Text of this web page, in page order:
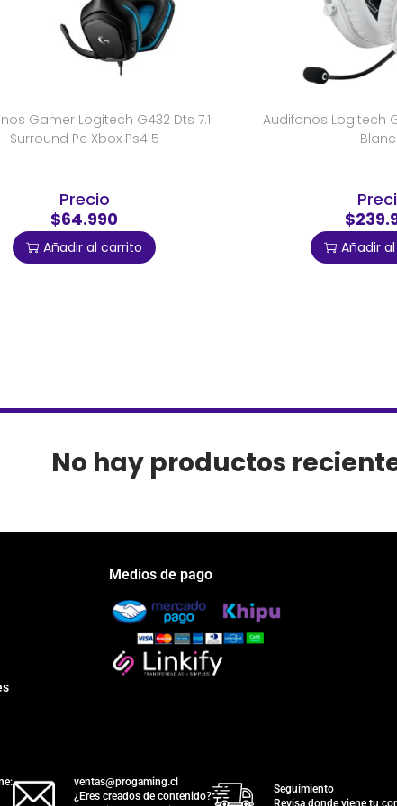
Gamer Logitech G432 Dts 7.1
Surround Pc Xbox Ps4 5
Precio
$64.990
Añadir al carrito
Audifonos Logitech
Añadir
No hay productos
Medios de pago
ventas@progaming.cl
¿Eres creados de contenido?
Seguimiento
Revisa donde viene tu